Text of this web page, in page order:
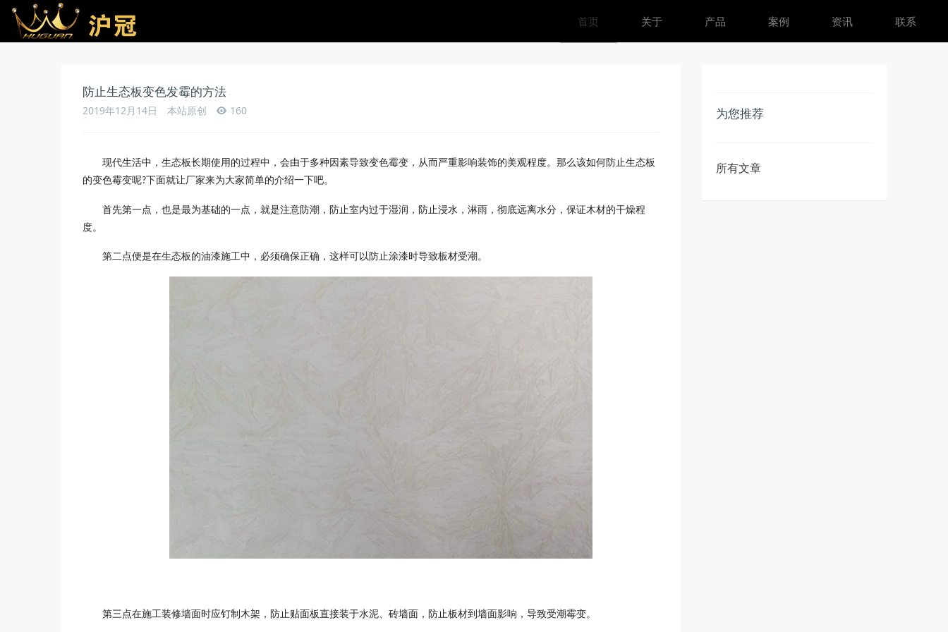
首页 关于 产品 案例 资讯 联系
防止生态板变色发霉的方法
2019年12月14日
本站原创 160
现代生活中， 生态板长期使用的过程中，会由于多种因素导致变色霉变，从而严重影响装饰的美观程度。那么该如何防止生态板
的变色霉变呢?下面就让厂家来为大家简单的介绍一下吧。
首先第一点，也是最为基础的一点，就是注意防潮，防止室内过于湿润，防止浸水，淋雨 ，彻底远离水分，保证木材的干燥程
度。
第二点便是在生态板的油漆施工中，必须确保正确 ，这样可以防止涂漆时导致板材受潮。
第三点在施工装修墙面时应钉制木架，防止贴面板直接装于水泥、砖墙面 ， 防止板材到墙面影响，导致受潮霉变。
为您推荐
所有文章